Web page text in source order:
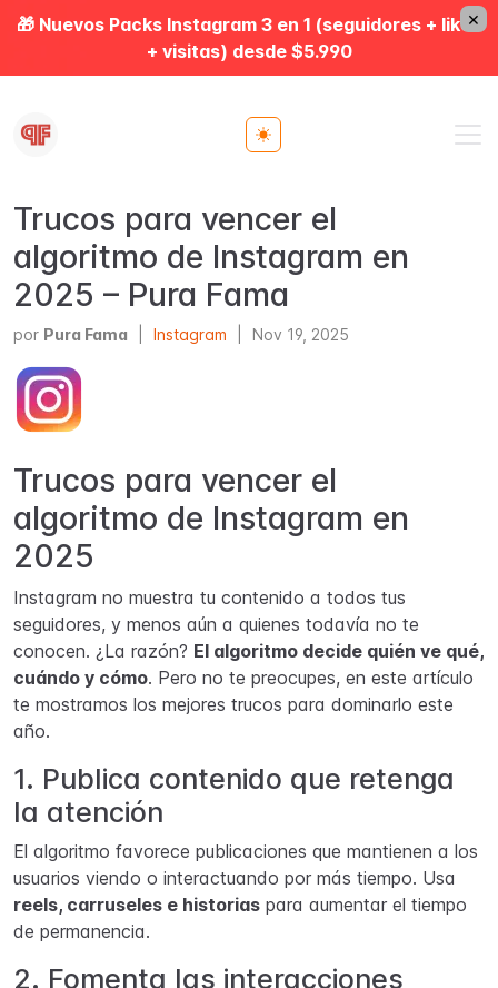
×
🎁 Nuevos Packs Instagram 3 en 1 (seguidores + likes
+ visitas) desde $5.990
Toggle theme
Trucos para vencer el
algoritmo de Instagram en
2025 – Pura Fama
por Pura Fama Instagram Nov 19, 2025
Trucos para vencer el
algoritmo de Instagram en
2025
Instagram no muestra tu contenido a todos tus
seguidores, y menos aún a quienes todavía no te
conocen. ¿La razón? El algoritmo decide quién ve qué,
cuándo y cómo. Pero no te preocupes, en este artículo
te mostramos los mejores trucos para dominarlo este
año.
1. Publica contenido que retenga
la atención
El algoritmo favorece publicaciones que mantienen a los
usuarios viendo o interactuando por más tiempo. Usa
reels, carruseles e historias para aumentar el tiempo
de permanencia.
2. Fomenta las interacciones